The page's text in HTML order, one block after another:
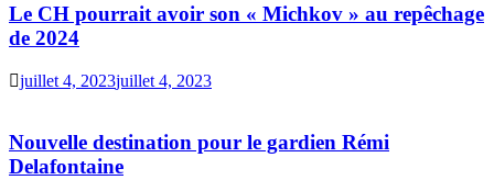
Le CH pourrait avoir son « Michkov » au repêchage
de 2024
juillet 4, 2023juillet 4, 2023
Nouvelle destination pour le gardien Rémi
Delafontaine